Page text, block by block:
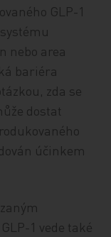
GLP-1
nebo area
bariéra
zda se
dostat
účinkem
1 vede také